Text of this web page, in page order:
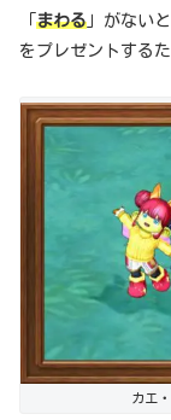
まわる 」がない
をプレゼントする
カエ